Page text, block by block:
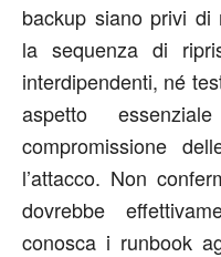
backup siano privi di
la sequenza di r
interdipendenti, né t
aspetto
compromissione
l’attacco. Non c
dovrebbe
conosca i runbook